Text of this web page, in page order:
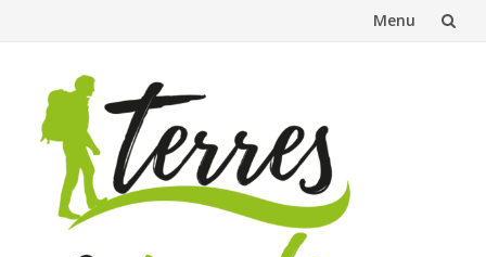
Menu
contenu